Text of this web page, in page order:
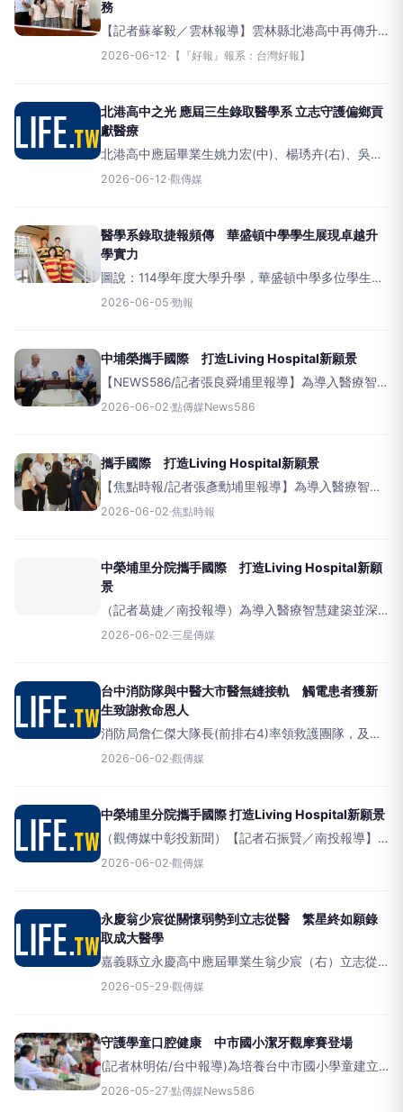
務
【記者蘇峯毅／雲林報導】雲林縣北港高中再傳升
學佳績，應屆畢業生姚力宏、吳宛芯及楊琇卉，參
學醫學系，展
2026-06-12· 【『好報』報系：台灣好報】
北港高中之光 應屆三生錄取醫學系 立志守護偏鄉貢
獻醫療
北港高中應屆畢業生姚力宏(中)、楊琇卉(右)、吳宛
芯(左)參加衛福部醫事人員養成計畫，分別錄取中國
2026-06-12·觀傳媒
醫學系錄取捷報頻傳 華盛頓中學學生展現卓越升
學實力
圖說：114學年度大學升學，華盛頓中學多位學生成
功錄取國內頂尖大學醫學系，以優異表現展現紮實
學結果陸續揭曉
2026-06-05·勁報
中埔榮攜手國際 打造Living Hospital新願景
【NEWS586/記者張良舜埔里報導】為導入醫療智
慧建築並深化國際學術影響力，臺中榮民總醫院埔
2026-06-02·點傳媒News586
攜手國際 打造Living Hospital新願景
【焦點時報/記者張彥勳埔里報導】為導入醫療智慧
建築並深化國際學術影響力，臺中榮民總醫院埔里
2026-06-02·焦點時報
中榮埔里分院攜手國際 打造Living Hospital新願
景
（記者葛婕／南投報導）為導入醫療智慧建築並深
化國際學術影響力，臺中榮民總醫院埔里分院日前
及參訪
2026-06-02·三星傳媒
台中消防隊與中醫大市醫無縫接軌 觸電患者獲新
生致謝救命恩人
消防局詹仁傑大隊長(前排右4)率領救護團隊，及中
醫大市醫醫療副院長李建智(前排左4)、急診主任施
2026-06-02·觀傳媒
中榮埔里分院攜手國際 打造Living Hospital新願景
（觀傳媒中彰投新聞）【記者石振賢／南投報導】
為導入醫療智慧建築並深化國際學術影響力，臺中
2026-06-02·觀傳媒
永慶翁少宸從關懷弱勢到立志從醫 繁星終如願錄
取成大醫學
嘉義縣立永慶高中應屆畢業生翁少宸（右）立志從
醫關懷弱勢，終於如願錄取國立「成功大學醫學
堅持
2026-05-29·觀傳媒
守護學童口腔健康 中市國小潔牙觀摩賽登場
(記者林明佑/台中報導)為培養台中市國小學童建立
正確口腔保健衛生觀念，台中市政府教育局今(27)日
2026-05-27·點傳媒News586